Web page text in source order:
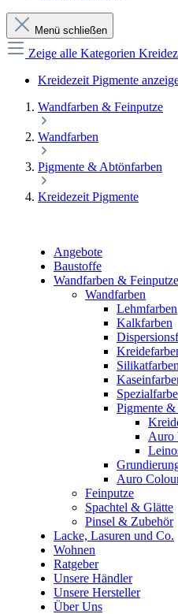
Menü schließen
Zeige alle Kategorien
Kreidezeit Pigmente
Wandfarben & Feinputze
Wandfarben
Pigmente & Abtönfarben
Kreidezeit Pigmente
Angebote
Baustoffe
Wandfarben & Feinputze
Wandfarben
Lehmfarben
Kalkfarben
Silikatfarben
Pigmente
Auro
Auro
Feinputze
Spachtel & Glätte
Pinsel & Zubehör
Lacke, Lasuren und Co.
Wohnen
Ratgeber
Unsere Händler
Unsere Hersteller
Über Uns